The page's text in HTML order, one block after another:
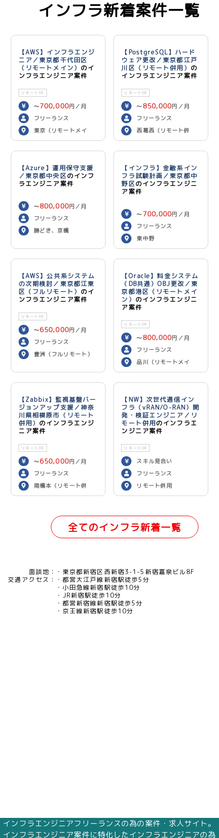
インフラ新着案件一覧
【AWS】インフラエンジ
ニア／東京都千代田区
（リモートメイン） のイ
ンフラエンジニア案件
リモートOK
〜700,000円／月
フリーランス
東京（リモートメイ
ン）
【PostgreSQL】ハード
ウェア更改／東京都江戸
川区（リモート併用） の
インフラエンジニア案件
リモートOK
〜 850,000円／月
フリーランス
西葛西（リモート併
用）
【Azure】運用保守支援
／東京都中央区のインフ
ラエンジニア案件
〜800,000円／月
フリーランス
勝どき、京橋
【インフラ】金融系イン
フラ試験計画／東京都中
野区のインフラエンジニ
ア案件
〜 700,000円／月
フリーランス
東中野
【AWS】公共系システム
の次期検討／東京都江東
区（フルリモート） のイ
ンフラエンジニア案件
リモートOK
〜650,000円／月
フリーランス
豊洲（フルリモート）
【Oracle】料金システム
（DB共通）OBJ更改／東
京都港区（リモートメイ
ン） のインフラエンジニ
ア案件
リモートOK
〜 800,000円／月
フリーランス
品川（リモートメイ
ン）
【Zabbix】監視基盤バー
ジョンアップ支援／神奈
川県相模原市（リモート
併用） のインフラエンジ
ニア案件
リモートOK
〜650,000円／月
フリーランス
南橋本（リモート併
用）
【NW】次世代通信イン
フラ（vRAN/O-RAN）開
発・検証エンジニア／リ
モート併用のインフラエ
ンジニア案件
リモートOK
スキル見合い
フリーランス
リモート併用
全てのインフラ新着一覧
面談地：
東京都新宿区西新宿3-1-5新宿嘉泉ビル8F
交通アクセス：
都営大江戸線新宿駅徒歩5分
小田急線新宿駅徒歩10分
JR新宿駅徒歩10分
都営新宿線新宿駅徒歩5分
京王線新宿駅徒歩10分
インフラエンジニアフリーランスの為の案件・求人サイト。
インフラエンジニア案件に特化したインフラエンジニアの為